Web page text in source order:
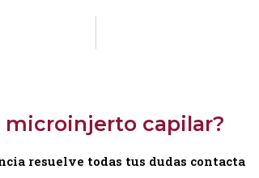
microinjerto capilar?
resuelve todas tus dudas contacta